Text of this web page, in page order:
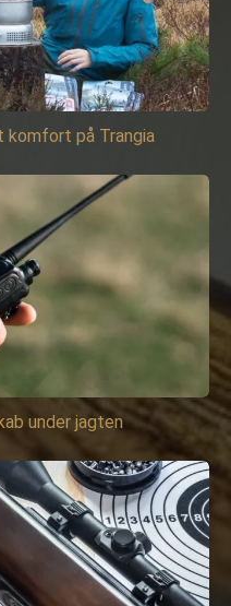
komfort på Trangia
under jagten